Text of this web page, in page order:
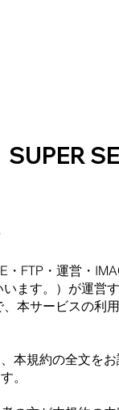
SUPER
・FTP・運営・
ます。）が運営
本サービスの利
本規約の全⽂を
。